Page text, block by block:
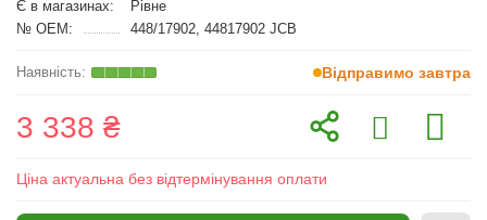
Є в магазинах:
Рівне
№ OEM:
448/17902, 44817902 JCB
Відправимо завтра
3 338 ₴
Ціна актуальна без відтермінування оплати